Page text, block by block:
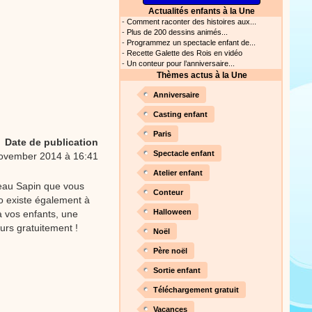
les parents, les
Atelier de peinture et de
simplement avec les
manuelle, dessins,
vidéo, un tutoriel
Date de publication
2014 à 16:41
Sapin que vous
existe également à
vos enfants, une
gratuitement !
Actualités enfants à la Une
- Comment raconter des histoires aux...
- Plus de 200 dessins animés...
- Programmez un spectacle enfant de...
- Recette Galette des Rois en vidéo
- Un conteur pour l’anniversaire...
Thèmes actus à la Une
Anniversaire
Casting enfant
Paris
Spectacle enfant
Atelier enfant
Conteur
Halloween
Noël
Père noël
Sortie enfant
Téléchargement gratuit
Vacances